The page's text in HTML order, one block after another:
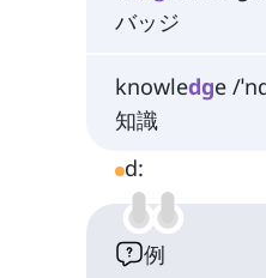
バッジ
knowledge /
知識
d:
例